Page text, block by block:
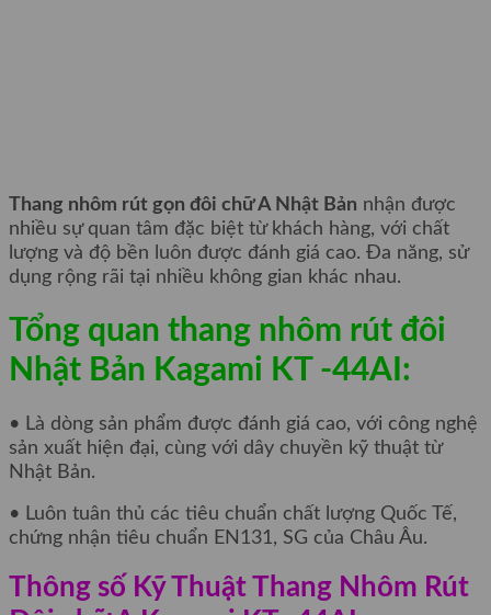
Thang nhôm rút gọn đôi chữ A Nhật Bản nhận được
nhiều sự quan tâm đặc biệt từ khách hàng, với chất
lượng và độ bền luôn được đánh giá cao. Đa năng, sử
dụng rộng rãi tại nhiều không gian khác nhau.
Tổng quan thang nhôm rút đôi
Nhật Bản Kagami KT -44AI:
• Là dòng sản phẩm được đánh giá cao, với công nghệ
sản xuất hiện đại, cùng với dây chuyền kỹ thuật từ
Nhật Bản.
• Luôn tuân thủ các tiêu chuẩn chất lượng Quốc Tế,
chứng nhận tiêu chuẩn EN131, SG của Châu Âu.
Thông số Kỹ Thuật Thang Nhôm Rút